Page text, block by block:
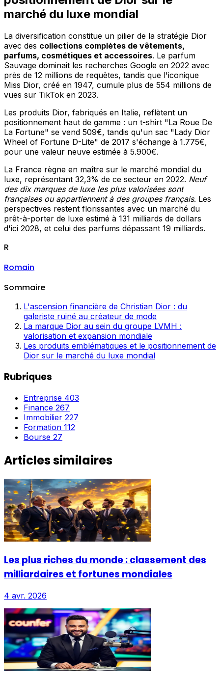
marché du luxe mondial
La diversification constitue un pilier de la stratégie Dior
avec des collections complètes de vêtements,
parfums, cosmétiques et accessoires. Le parfum
Sauvage dominait les recherches Google en 2022 avec
près de 12 millions de requêtes, tandis que l'iconique
Miss Dior, créé en 1947, cumule plus de 554 millions de
vues sur TikTok en 2023.
Les produits Dior, fabriqués en Italie, reflètent un
positionnement haut de gamme : un t-shirt "La Roue De
La Fortune" se vend 509€, tandis qu'un sac "Lady Dior
Wheel of Fortune D-Lite" de 2017 s'échange à 1.775€,
pour une valeur neuve estimée à 5.900€.
La France règne en maître sur le marché mondial du
luxe, représentant 32,3% de ce secteur en 2022. Neuf
des dix marques de luxe les plus valorisées sont
françaises ou appartiennent à des groupes français. Les
perspectives restent florissantes avec un marché du
prêt-à-porter de luxe estimé à 131 milliards de dollars
d'ici 2028, et celui des parfums dépassant 19 milliards.
R
Romain
Sommaire
L'ascension financière de Christian Dior : du
galeriste ruiné au créateur de mode
La marque Dior au sein du groupe LVMH :
valorisation et expansion mondiale
Les produits emblématiques et le positionnement de
Dior sur le marché du luxe mondial
Rubriques
Entreprise 403
Finance 267
Immobilier 227
Formation 112
Bourse 27
Articles similaires
Les plus riches du monde : classement des
milliardaires et fortunes mondiales
4 avr. 2026